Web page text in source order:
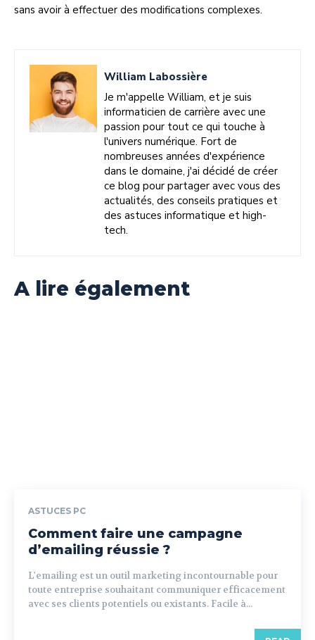
sans avoir à effectuer des modifications complexes.
William Labossière
Je m'appelle William, et je suis
informaticien de carrière avec une
passion pour tout ce qui touche à
l'univers numérique. Fort de
nombreuses années d'expérience
dans le domaine, j'ai décidé de créer
ce blog pour partager avec vous des
actualités, des conseils pratiques et
des astuces informatique et high-
tech.
A lire également
ASTUCES PC
Comment faire une campagne
d’emailing réussie ?
L'emailing est un outil marketing incontournable pour
toute entreprise souhaitant communiquer efficacement
avec ses clients potentiels ou existants. Facile à...